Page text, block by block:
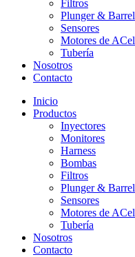
Filtros
Plunger & Barrel
Sensores
Motores de
Tubería
Nosotros
Contacto
Inicio
Productos
Inyectores
Monitores
Harness
Bombas
Filtros
Plunger & Barrel
Sensores
Motores de
Tubería
Nosotros
Contacto